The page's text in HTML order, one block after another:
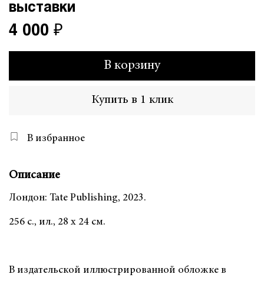
выставки
4 000 ₽
В корзину
Купить в 1 клик
В избранное
Описание
Лондон: Tate Publishing, 2023.
256 с., ил., 28 х 24 см.
В издательской иллюстрированной обложке в